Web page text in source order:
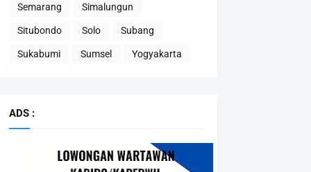
Semarang Simalungun
Situbondo Solo Subang
Sukabumi Sumsel Yogyakarta
ADS :